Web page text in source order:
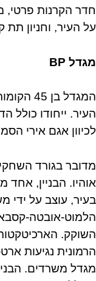
חדר הקרנות
על העיר, וחניון תת
מגדל BP
המגדל
העיר. ייחודו כולל
לכיוון אגם אירי
מדובר בגורד
אוהיו. הבניין,
בעיר, עוצב על ידי
הלמוט-אובטה-
השוקק.
הרמונית נגיעות
מגדל משרדים.